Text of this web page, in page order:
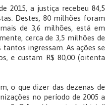
2015, a justiça recebeu 84,5
Destes, 80 milhões foram
de 3,6 milhões, está em
cerca de 3,5 milhões de
ingressam. As ações se
e custam R$ 80,00 (oitenta
o que dizer das dezenas de
no período de 2005 a